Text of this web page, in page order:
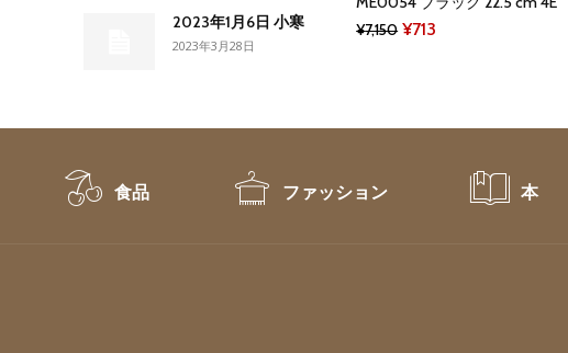
2023年1月6日 小寒
2023年3月28日
¥7,150 Original
¥713
食品 ファッション 本